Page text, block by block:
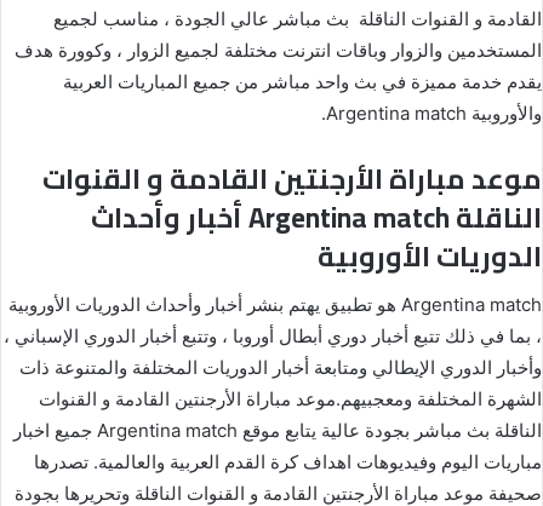
القادمة و القنوات الناقلة بث مباشر عالي الجودة ، مناسب لجميع
المستخدمين والزوار وباقات انترنت مختلفة لجميع الزوار ، وكوورة هدف
يقدم خدمة مميزة في بث واحد مباشر من جميع المباريات العربية
والأوروبية Argentina match.
موعد مباراة الأرجنتين القادمة و القنوات
الناقلة Argentina match أخبار وأحداث
الدوريات الأوروبية
Argentina match هو تطبيق يهتم بنشر أخبار وأحداث الدوريات الأوروبية
، بما في ذلك تتبع أخبار دوري أبطال أوروبا ، وتتبع أخبار الدوري الإسباني ،
وأخبار الدوري الإيطالي ومتابعة أخبار الدوريات المختلفة والمتنوعة ذات
الشهرة المختلفة ومعجبيهم.موعد مباراة الأرجنتين القادمة و القنوات
الناقلة بث مباشر بجودة عالية يتابع موقع Argentina match جميع اخبار
مباريات اليوم وفيديوهات اهداف كرة القدم العربية والعالمية. تصدرها
صحيفة موعد مباراة الأرجنتين القادمة و القنوات الناقلة وتحريرها بجودة